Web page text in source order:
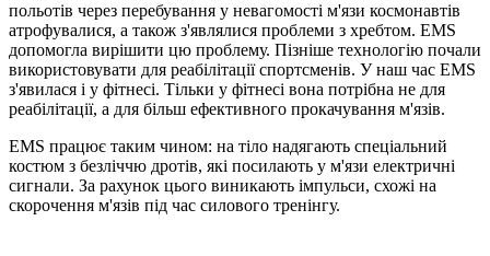
польотів через перебування у невагомості м'язи космонавтів
атрофувалися, а також з'являлися проблеми з хребтом. EMS
допомогла вирішити цю проблему. Пізніше технологію почали
використовувати для реабілітації спортсменів. У наш час EMS
з'явилася і у фітнесі. Тільки у фітнесі вона потрібна не для
реабілітації, а для більш ефективного прокачування м'язів.
EMS працює таким чином: на тіло надягають спеціальний
костюм з безліччю дротів, які посилають у м'язи електричні
сигнали. За рахунок цього виникають імпульси, схожі на
скорочення м'язів під час силового тренінгу.